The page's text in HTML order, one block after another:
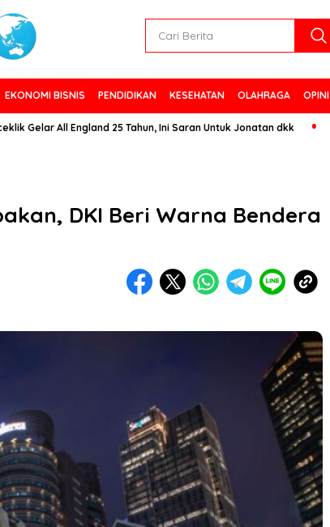
EKONOMI BISNIS PENDIDIKAN KESEHATAN OLAHRAGA OPINI
All England 25 Tahun, Ini Saran Untuk Jonatan dkk
DKI Beri Warna Bendera